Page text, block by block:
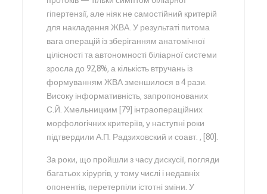
гіпертензії, але ніяк не самостійний критерій
для накладення ЖВА. У результаті питома
вага операцій із зберіганням анатомічної
цілісності та автономності біліарної системи
зросла до 92,8%, а кількість втручань із
формуванням ЖВА зменшилося в 4 рази.
Високу інформативність, запропонованих
С.Й. Хмельницким [79] інтраопераційних
морфологічних критеріїв, у наступні роки
підтвердили А.П. Радзиховский и соавт. , [80].
За роки, що пройшли з часу дискусії, погляди
багатьох хірургів, у тому числі і недавніх
опонентів, перетерпіли істотні зміни. У